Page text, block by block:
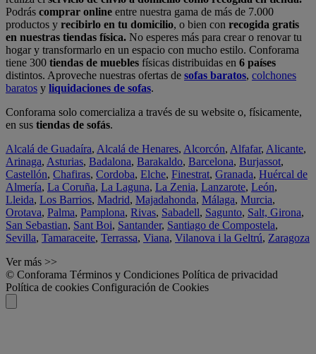
Podrás comprar online entre nuestra gama de más de 7.000
productos y recibirlo en tu domicilio, o bien con recogida gratis
en nuestras tiendas física. No esperes más para crear o renovar tu
hogar y transformarlo en un espacio con mucho estilo. Conforama
tiene 300 tiendas de muebles físicas distribuidas en 6 países
distintos. Aproveche nuestras ofertas de sofas baratos, colchones
baratos y liquidaciones de sofas.
Conforama solo comercializa a través de su website o, físicamente,
en sus tiendas de sofás.
Alcalá de Guadaíra, Alcalá de Henares, Alcorcón, Alfafar, Alicante,
Arinaga, Asturias, Badalona, Barakaldo, Barcelona, Burjassot,
Castellón, Chafiras, Cordoba, Elche, Finestrat, Granada, Huércal de
Almería, La Coruña, La Laguna, La Zenia, Lanzarote, León,
Lleida, Los Barrios, Madrid, Majadahonda, Málaga, Murcia,
Orotava, Palma, Pamplona, Rivas, Sabadell, Sagunto, Salt, Girona,
San Sebastian, Sant Boi, Santander, Santiago de Compostela,
Sevilla, Tamaraceite, Terrassa, Viana, Vilanova i la Geltrú, Zaragoza
Ver más >>
© Conforama Términos y Condiciones Política de privacidad
Política de cookies Configuración de Cookies